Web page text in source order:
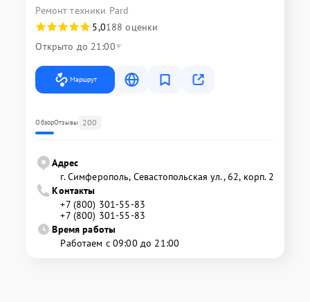
Ремонт техники Pard
5,0188 оценки
Открыто до 21:00
Маршрут
ОбзорОтзывы 200
Адрес
г. Симферополь, Севастопольская ул., 62, корп. 2
Контакты
+7 (800) 301-55-83
+7 (800) 301-55-83
Время работы
Работаем с 09:00 до 21:00